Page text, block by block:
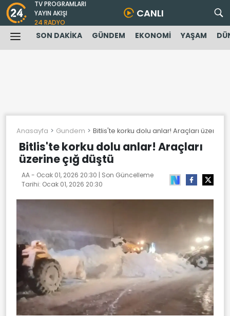
TV PROGRAMLARI
YAYIN AKIŞI
24 RADYO
CANLI
SON DAKİKA GÜNDEM EKONOMİ YAŞAM
Anasayfa Gundem Bitlis'te korku dolu anlar! Araçları üzerine
Bitlis'te korku dolu anlar! Araçları
üzerine çığ düştü
AA - Ocak 01, 2026 20:30 | Son Güncelleme
Tarihi: Ocak 01, 2026 20:30